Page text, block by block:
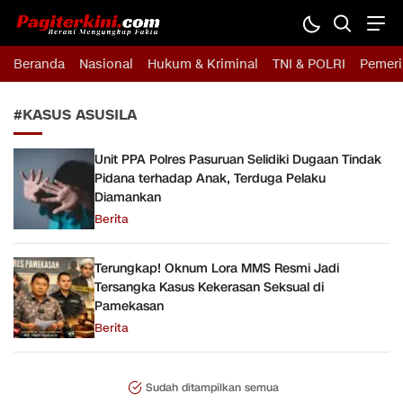
Pagiterkini.com
Berani Mengungkap Fakta
Beranda Nasional Hukum & Kriminal TNI & POLRI
#KASUS ASUSILA
Unit PPA Polres Pasuruan Selidiki Dugaan Tindak
Pidana terhadap Anak, Terduga Pelaku
Diamankan
Berita
Terungkap! Oknum Lora MMS Resmi Jadi
Tersangka Kasus Kekerasan Seksual di
Pamekasan
Berita
Sudah ditampilkan semua